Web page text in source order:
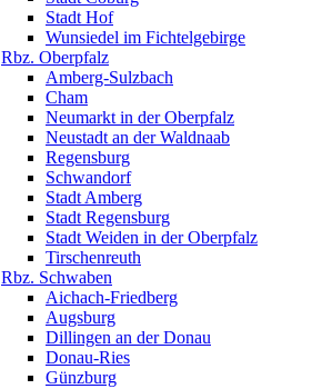
Stadt Hof
Wunsiedel im Fichtelgebirge
Rbz. Oberpfalz
Amberg-Sulzbach
Cham
Neumarkt in der Oberpfalz
Neustadt an der Waldnaab
Regensburg
Schwandorf
Stadt Amberg
Stadt Regensburg
Stadt Weiden in der Oberpfalz
Tirschenreuth
Rbz. Schwaben
Aichach-Friedberg
Augsburg
Dillingen an der Donau
Donau-Ries
Günzburg